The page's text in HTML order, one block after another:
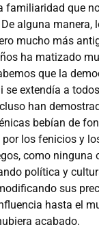
familiaridad que
alguna manera,
mucho más
ha matizado
que la
extendía a
han
bebían de
los fenicios y
como ninguna
política y
sus
hasta el
acabado.